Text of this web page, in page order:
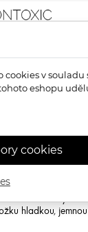
balzám po
bohatá na
výtažky z
z květů mimózy a
hladkou,
cookies v souladu
eshopu
cookies